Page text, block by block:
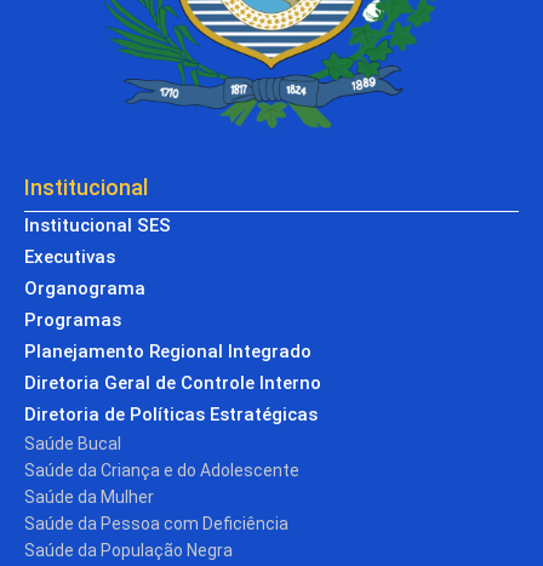
Institucional
Institucional SES
Executivas
Organograma
Programas
Planejamento Regional Integrado
Diretoria Geral de Controle Interno
Diretoria de Políticas Estratégicas
Saúde Bucal
Saúde da Criança e do Adolescente
Saúde da Mulher
Saúde da Pessoa com Deficiência
Saúde da População Negra